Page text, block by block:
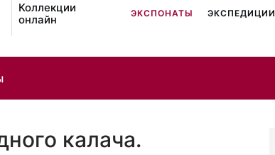
Коллекции
онлайн
ЭКСПОНАТЫ ЭКСПЕДИЦИИ
калача.